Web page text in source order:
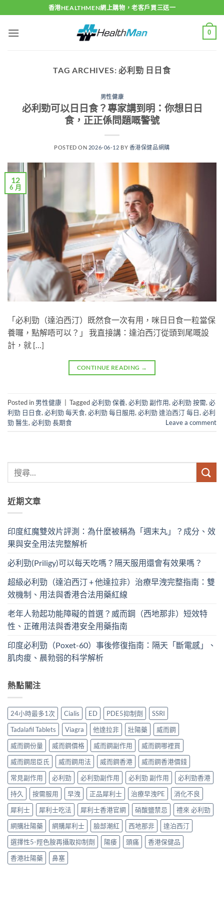
to
content
香港HEALTHMEN網上購物，老客戶買三送一
0
TAG ARCHIVES:必利勁 日日食
男性健康
必利勁可以日日食？專家講到明：你想日日
食，正正係問題嘅警號
POSTED ON 2026-06-12 BY 香港保健品網購
12
6 月
「必利勁（達泊西汀）既然食一次有用，咪日日食一粒當保
養囉，點解唔可以？」 我直接講：達泊西汀從頭到尾嘅設
計，就 […]
CONTINUE READING →
Posted in 男性健康 Tagged必利勁 保養, 必利勁 副作用, 必利勁 按需, 必
利勁 日日食, 必利勁 每天食, 必利勁 每日服用, 必利勁 達泊西汀 每日, 必利
勁 醫生, 必利勁 長期食 Leave a comment
近期文章
印度紅魔雙效片評測：為什麼被稱為「週末丸」？成分、效
果與安全用法完整解析
必利勁(Priligy)可以每天吃嗎？隔天服用還會有效果嗎？
超級必利勁（達泊西汀 + 他達拉非）治療早洩完整指南：雙
效機制、用法與香港合法用藥紅線
老年人勃起功能障礙的首選？威而鋼（西地那非）短效特
性、正確用法與香港安全用藥指南
印度必利勁（Poxet-60）事後修復指南：隔天「斷電感」、
肌肉痠、晨勃弱的科学解析
熱點關注
24小時最多1次 Cialis ED PDE5抑制劑
SSRI
Tadalafil Tablets
Viagra 他達拉非 壯陽藥
威而鋼
威而鋼份量
威而鋼價格 威而鋼副作用
威而鋼哪裡買
威而鋼屈臣氏
威而鋼用法 威而鋼香港
威而鋼香港價錢
常見副作用
必利勁 必利勁副作用 必利勁 副作用
必利勁香港
持久
按需服用 早洩 正品犀利士 治療早洩PE
消化不良
犀利士
犀利士吃法 犀利士香港官網 硝酸鹽禁忌
禮來 必利勁
網購壯陽藥
網購犀利士 臉部潮紅 西地那非
達泊西汀
選擇性5-羥色胺再攝取抑制劑
陽痿 頭痛
香港保健品
香港壯陽藥
鼻塞